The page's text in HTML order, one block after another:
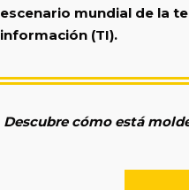
escenario mundial de la
información (TI).
Descubre cómo está